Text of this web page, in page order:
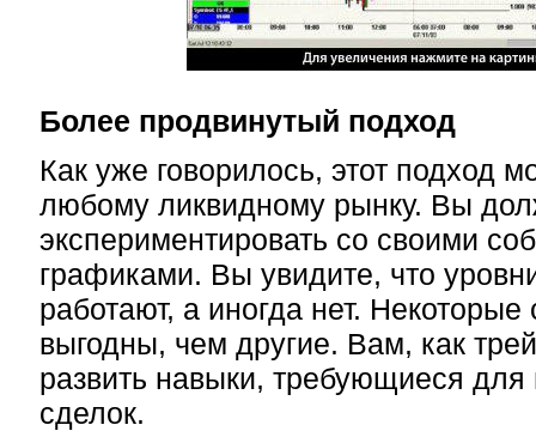
Более продвинутый подход
Как уже говорилось, этот подход
любому ликвидному рынку. Вы
экспериментировать со своими
графиками. Вы увидите, что
работают, а иногда нет.
выгодны, чем другие. Вам, как
развить навыки, требующиеся
сделок.